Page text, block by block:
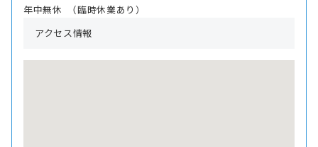
年中無休 （臨時休業あり）
アクセス情報